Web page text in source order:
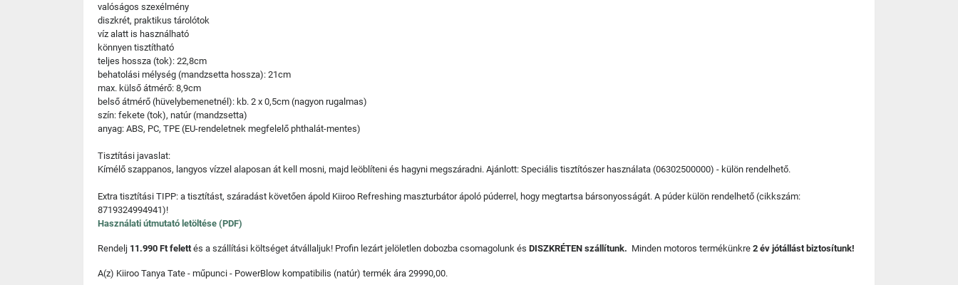
valóságos szexélmény
diszkrét, praktikus tárolótok
víz alatt is használható
könnyen tisztítható
teljes hossza (tok): 22,8cm
behatolási mélység (mandzsetta hossza): 21cm
max. külső átmérő: 8,9cm
belső átmérő (hüvelybemenetnél): kb. 2 x 0,5cm (nagyon rugalmas)
szín: fekete (tok), natúr (mandzsetta)
anyag: ABS, PC, TPE (EU-rendeletnek megfelelő phthalát-mentes)
Tisztítási javaslat:
Kímélő szappanos, langyos vízzel alaposan át kell mosni, majd leöblíteni és hagyni megszáradni. Ajánlott: Speciális tisztítószer használata (06302500000) - külön rendelhető.
Extra tisztítási TIPP: a tisztítást, száradást követően ápold Kiiroo Refreshing maszturbátor ápoló púderrel, hogy megtartsa bársonyosságát. A púder külön rendelhető (cikkszám:
8719324994941)!
Használati útmutató letöltése (PDF)
Rendelj 11.990 Ft felettés a szállítási költséget átvállaljuk! Profin lezárt jelöletlen dobozba csomagolunk és DISZKRÉTEN szállítunk. Minden motoros termékünkre 2 év jótállást biztosítunk!
A(z) Kiiroo Tanya Tate - műpunci - PowerBlow kompatibilis (natúr) termék ára 29990,00.